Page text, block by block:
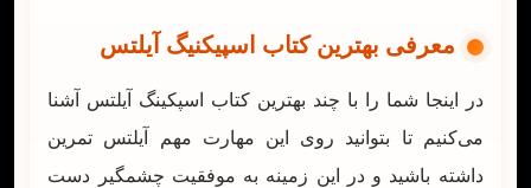
معرفی بهترین کتاب اسپیکنیگ آیلتس
در اینجا شما را با چند بهترین کتاب اسپکینگ آیلتس آشنا
می‌کنیم تا بتوانید روی این مهارت مهم آیلتس تمرین
داشته باشید و در این زمینه به موفقیت چشمگیر دست